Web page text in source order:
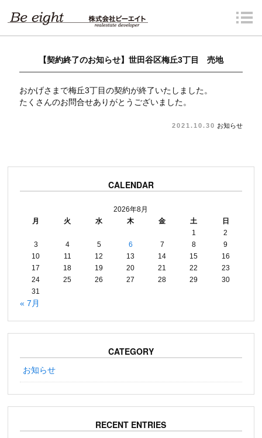
【契約終了のお知らせ】世田谷区梅丘3丁目 売地
おかげさまで梅丘3丁目の契約が終了いたしました。
たくさんのお問合せありがとうございました。
2021.10.30 お知らせ
CALENDAR
2026年8月
月
火 水 木 金 土
日
1
2
3
4 5 6 7 8
9
10
11 12 13 14 15
16
17
18 19 20 21 22
23
24
25 26 27 28 29
30
31
« 7月
CATEGORY
お知らせ
RECENT ENTRIES